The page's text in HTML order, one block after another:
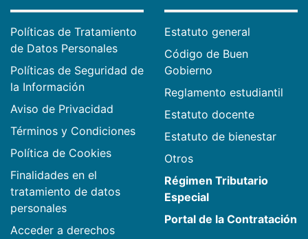
Políticas de Tratamiento
de Datos Personales
Políticas de Seguridad de
la Información
Aviso de Privacidad
Términos y Condiciones
Política de Cookies
Finalidades en el
tratamiento de datos
personales
Acceder a derechos
Estatuto general
Código de Buen
Gobierno
Reglamento estudiantil
Estatuto docente
Estatuto de bienestar
Otros
Régimen Tributario
Especial
Portal de la Contratación